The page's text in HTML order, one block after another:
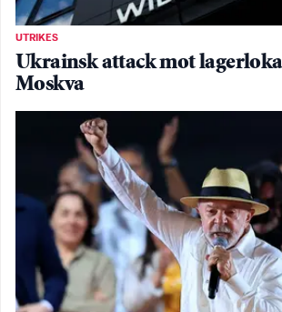
UTRIKES
Ukrainsk attack mot
Moskva